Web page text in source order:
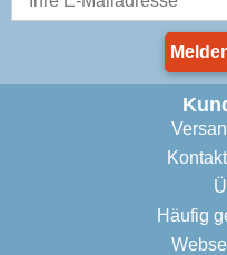
Häufig